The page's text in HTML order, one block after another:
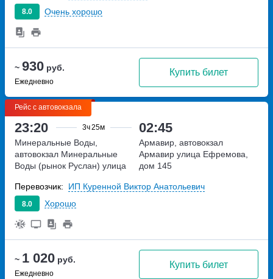
~ 930 руб.
Ежедневно
Купить билет
8.0 Очень хорошо
Рейс с автовокзала
23:20 3ч25м 02:45
~ 1 020 руб.
Ежедневно
Купить билет
Минеральные Воды,
автовокзал Минеральные
Воды (рынок Руслан) улица
Армавир, автовокзал
Армавир улица Ефремова,
дом 145
8.0 Хорошо
Перевозчик: ИП Куренной Виктор Анатольевич